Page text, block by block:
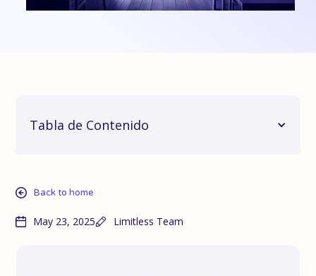
Back to home
May 23, 2025 Limitless Team
Tabla de Contenido